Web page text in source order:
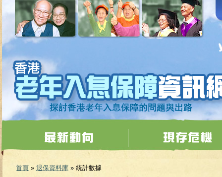
移至主內容
首頁 » 退保資料庫 » 統計數據